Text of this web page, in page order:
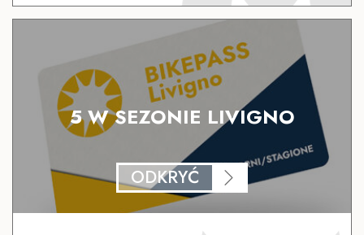
5 W SEZONIE LIVIGNO
ODKRYĆ